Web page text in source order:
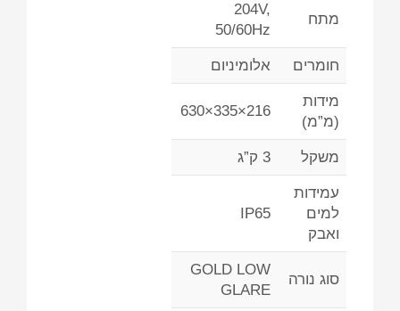
מתח
204V,
50/60Hz
חומרים אלומיניום
מידות
(מ”מ)
216×335×630
משקל 3 ק”ג
עמידות
למים
ואבק
IP65
סוג נורה
GOLD LOW
GLARE